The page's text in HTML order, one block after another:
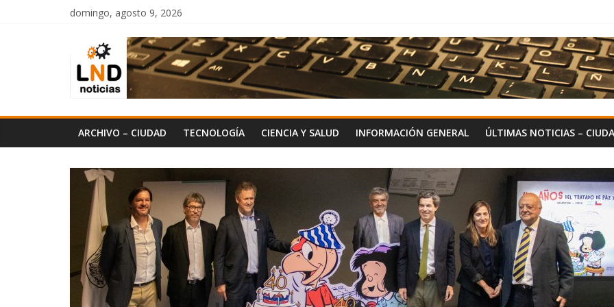
domingo, agosto 9, 2026
LND
Noticias
ARCHIVO – CIUDAD TECNOLOGÍA CIENCIA Y SALUD INFORMACIÓN GENERAL ÚLTIMAS NOTICIAS –